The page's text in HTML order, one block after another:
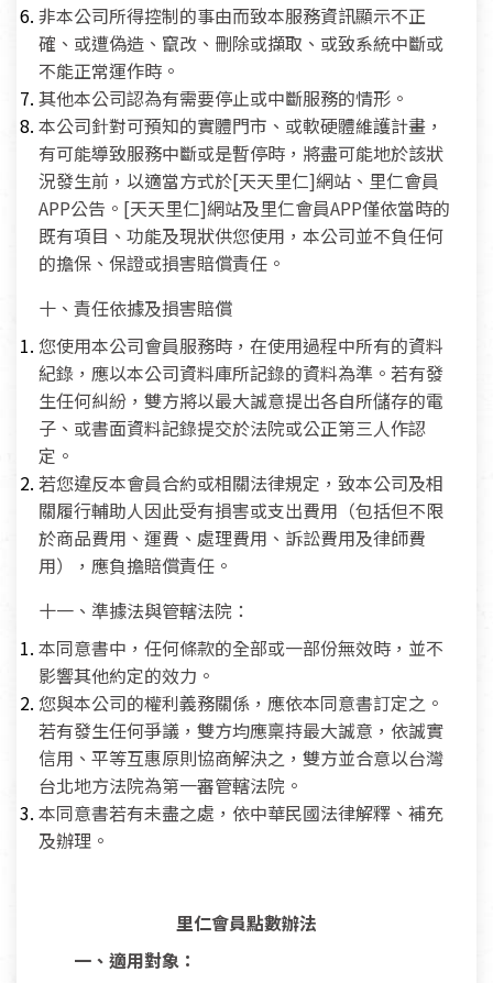
非本公司所得控制的事由而致本服務資訊顯示不正
確、或遭偽造、竄改、刪除或擷取、或致系統中斷或
不能正常運作時。
其他本公司認為有需要停止或中斷服務的情形。
本公司針對可預知的實體門市、或軟硬體維護計畫，
有可能導致服務中斷或是暫停時，將盡可能地於該狀
況發生前，以適當方式於[天天里仁]網站、里仁會員
APP公告。[天天里仁]網站及里仁會員APP僅依當時的
既有項目、功能及現狀供您使用，本公司並不負任何
的擔保、保證或損害賠償責任。
十、責任依據及損害賠償
您使用本公司會員服務時，在使用過程中所有的資料
紀錄，應以本公司資料庫所記錄的資料為準。若有發
生任何糾紛，雙方將以最大誠意提出各自所儲存的電
子、或書面資料記錄提交於法院或公正第三人作認
定。
若您違反本會員合約或相關法律規定，致本公司及相
關履行輔助人因此受有損害或支出費用（包括但不限
於商品費用、運費、處理費用、訴訟費用及律師費
用），應負擔賠償責任。
十一、準據法與管轄法院：
本同意書中，任何條款的全部或一部份無效時，並不
影響其他約定的效力。
您與本公司的權利義務關係，應依本同意書訂定之。
若有發生任何爭議，雙方均應稟持最大誠意，依誠實
信用、平等互惠原則協商解決之，雙方並合意以台灣
台北地方法院為第一審管轄法院。
本同意書若有未盡之處，依中華民國法律解釋、補充
及辦理。
里仁會員點數辦法
一、適用對象：